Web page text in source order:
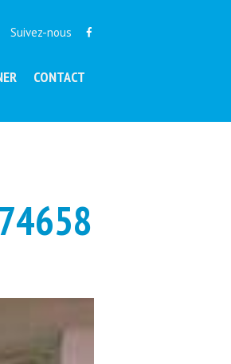
Suivez-nous
CONTACT